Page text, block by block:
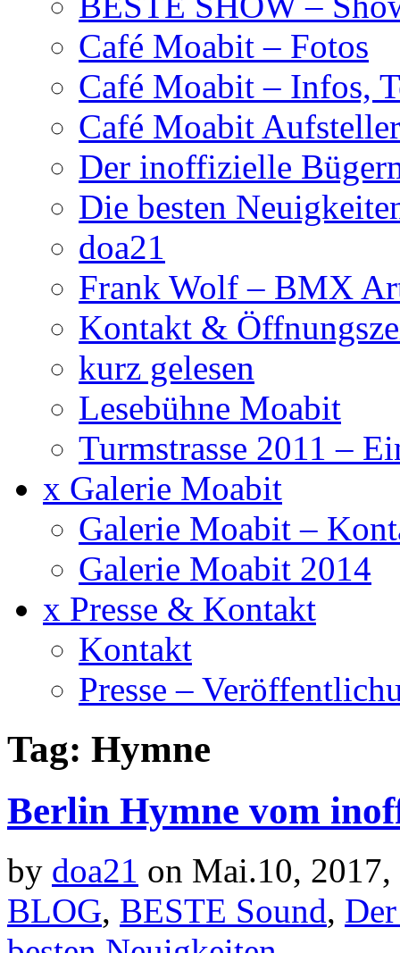
Café Moabit – Fotos
Café Moabit – Infos,
Café Moabit Aufsteller
Der inoffizielle
Die besten
doa21
Frank Wolf – BMX
Kontakt &
kurz gelesen
Lesebühne Moabit
Turmstrasse 2011 –
x Galerie Moabit
Galerie Moabit –
Galerie Moabit 2014
x Presse & Kontakt
Kontakt
Presse –
Tag: Hymne
Berlin Hymne vom
by doa21 on Mai.10,
BLOG, BESTE Sound,